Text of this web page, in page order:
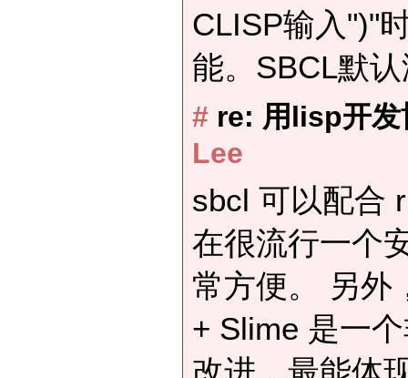
CLISP输入")"
能。SBCL默
# re: 用lisp开
Lee
sbcl 可以配合
在很流行一个
常方便。 另外
+ Slime 是一